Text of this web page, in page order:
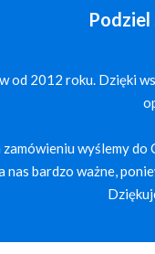
Podziel
2012 roku. Dzięki
wyślemy
nas bardzo ważne,